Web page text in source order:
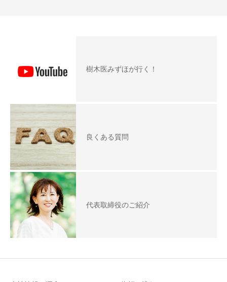
樹木医みずほが行く！
良くある質問
代表取締役のご紹介